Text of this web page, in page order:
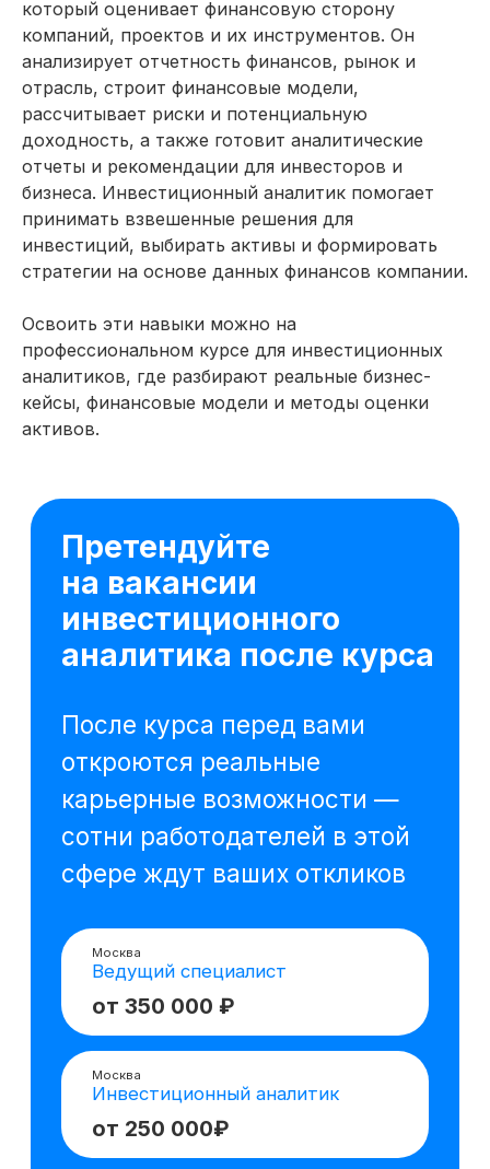
который оценивает финансовую сторону
компаний, проектов и их инструментов. Он
анализирует отчетность финансов, рынок и
отрасль, строит финансовые модели,
рассчитывает риски и потенциальную
доходность, а также готовит аналитические
отчеты и рекомендации для инвесторов и
бизнеса. Инвестиционный аналитик помогает
принимать взвешенные решения для
инвестиций, выбирать активы и формировать
стратегии на основе данных финансов компании.
Освоить эти навыки можно на
профессиональном курсе для инвестиционных
аналитиков, где разбирают реальные бизнес-
кейсы, финансовые модели и методы оценки
активов.
Претендуйте
на вакансии
инвестиционного
аналитика после курса
После курса перед вами
откроются реальные
карьерные возможности —
сотни работодателей в этой
сфере ждут ваших откликов
Ведущий специалист
от 350 000 ₽
Инвестиционный аналитик
от 250 000₽
Москва
Аналитик проекта